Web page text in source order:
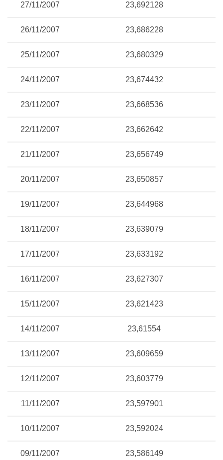
27/11/2007 23,692128
26/11/2007 23,686228
25/11/2007 23,680329
24/11/2007 23,674432
23/11/2007 23,668536
22/11/2007 23,662642
21/11/2007 23,656749
20/11/2007 23,650857
19/11/2007 23,644968
18/11/2007 23,639079
17/11/2007 23,633192
16/11/2007 23,627307
15/11/2007 23,621423
14/11/2007 23,61554
13/11/2007 23,609659
12/11/2007 23,603779
11/11/2007 23,597901
10/11/2007 23,592024
09/11/2007 23,586149